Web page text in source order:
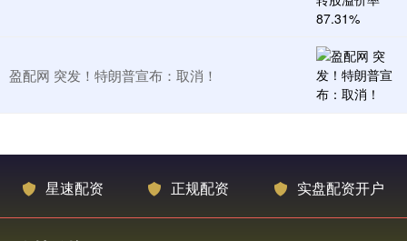
盈配网 突发！特朗普宣布：取消！
星速配资 正规配资 实盘配资开户